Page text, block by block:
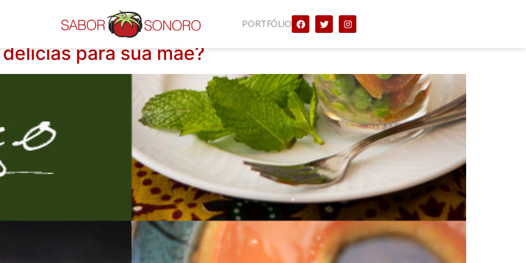
PORTFÓLIO
para sua mãe?